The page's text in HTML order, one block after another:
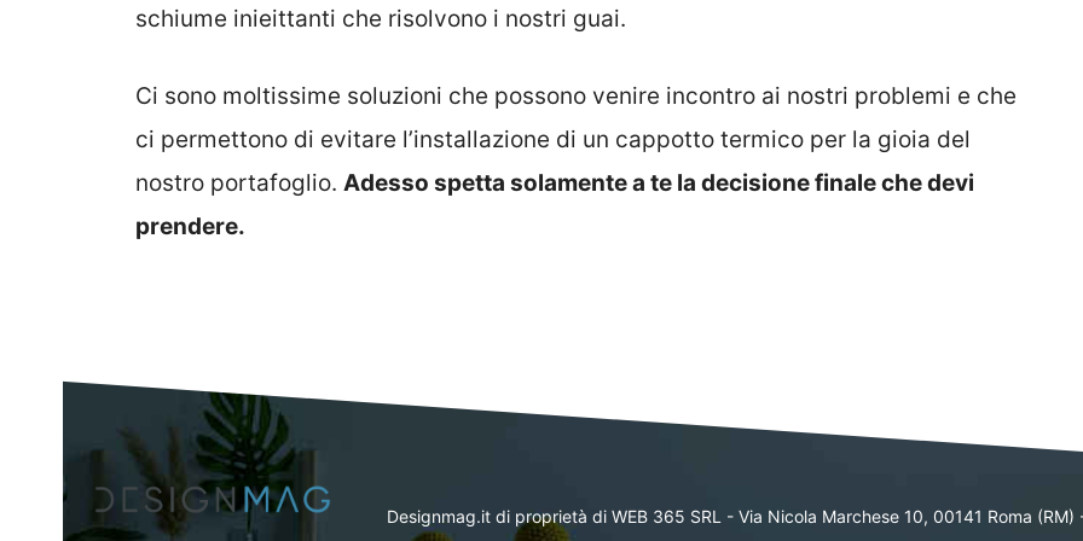
schiume inieittanti che risolvono i nostri guai.
Ci sono moltissime soluzioni che possono venire incontro ai nostri problemi e che
ci permettono di evitare l’installazione di un cappotto termico per la gioia del
nostro portafoglio. Adesso spetta solamente a te la decisione finale che devi
prendere.
Designmag.it di proprietà di WEB 365 SRL - Via Nicola Marchese 10, 00141 Roma (RM)